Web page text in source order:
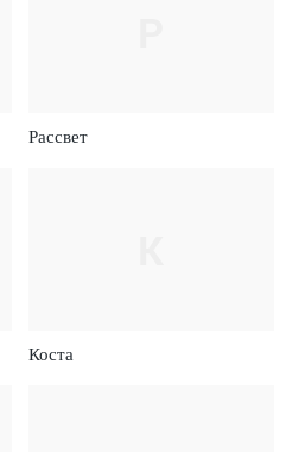
Рассвет
Коста